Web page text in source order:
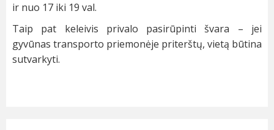
ir nuo 17 iki 19 val.
Taip pat keleivis privalo pasirūpinti švara – jei
gyvūnas transporto priemonėje priterštų, vietą būtina
sutvarkyti.